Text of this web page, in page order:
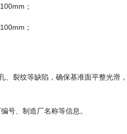
；
；
、裂纹等缺陷，确保基准面平整光滑
号、制造厂名称等信息。